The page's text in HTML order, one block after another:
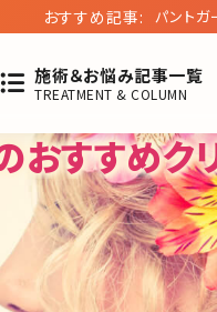
おすすめ記事: パント
施術＆お悩み記事一覧
TREATMENT & COLUMN
おすすめク